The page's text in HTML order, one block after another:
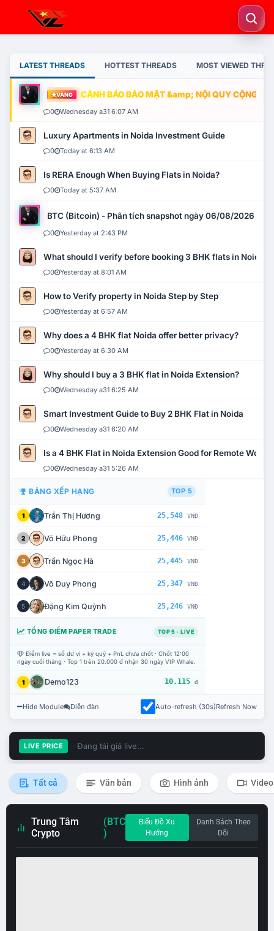
LATEST THREADS HOTTEST THREADS MOST VIEWED
VÀNG CẢNH BÁO BẢO MẬT &amp; NỘI QUY CỘNG
0 Wednesday a31 6:07 AM
Luxury Apartments in Noida Investment Guide
0 Today at 6:13 AM
Is RERA Enough When Buying Flats in Noida?
0 Today at 5:37 AM
BTC (Bitcoin) - Phân tích snapshot ngày 06/08/2026
0 Yesterday at 2:43 PM
What should I verify before booking 3 BHK flats in Noida?
0 Yesterday at 8:01 AM
How to Verify property in Noida Step by Step
0 Yesterday at 6:57 AM
Why does a 4 BHK flat Noida offer better privacy?
0 Yesterday at 6:30 AM
Why should I buy a 3 BHK flat in Noida Extension?
0 Wednesday a31 6:25 AM
Smart Investment Guide to Buy 2 BHK Flat in Noida
0 Wednesday a31 6:20 AM
Is a 4 BHK Flat in Noida Extension Good for Remote Work?
0 Wednesday a31 5:26 AM
BẢNG XẾP HẠNG TOP 5
1 Trần Thị Hương 25,548 VNĐ
2 Võ Hữu Phong 25,446 VNĐ
3 Trần Ngọc Hà 25,445 VNĐ
4 Võ Duy Phong 25,347 VNĐ
5 Đặng Kim Quỳnh 25,246 VNĐ
TỔNG ĐIỂM PAPER TRADE TOP 5 · LIVE
Điểm live = số dư ví + ký quỹ + PnL chưa chốt · Chốt 12:00
ngày cuối tháng · Top 1 trên 20.000 đ nhận 30 ngày VIP Whale.
1 Demo123 10.115 đ
Hide Module Diễn đàn Auto-refresh (30s)Refresh Now
LIVE PRICE Đang tải giá live...
Tất cả Văn bản Hình ảnh Video
Trung Tâm
Crypto
(BTC
)
Biểu Đồ Xu
Hướng
Danh Sách Theo
Dõi